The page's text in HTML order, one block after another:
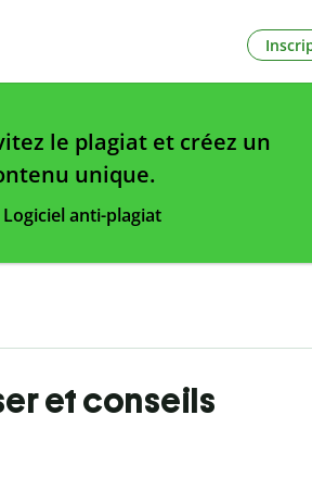
le plagiat et créez un
unique.
Logiciel anti-plagiat
et conseils